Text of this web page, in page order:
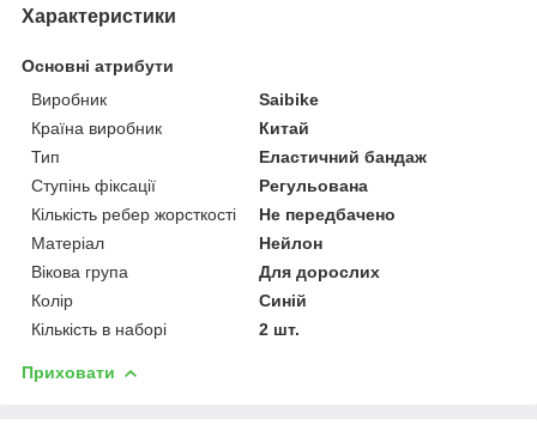
Характеристики
Основні атрибути
Виробник
Saibike
Країна виробник
Китай
Тип
Еластичний бандаж
Ступінь фіксації
Регульована
Кількість ребер жорсткості
Не передбачено
Матеріал
Нейлон
Вікова група
Для дорослих
Колір
Синій
Кількість в наборі
2 шт.
Приховати